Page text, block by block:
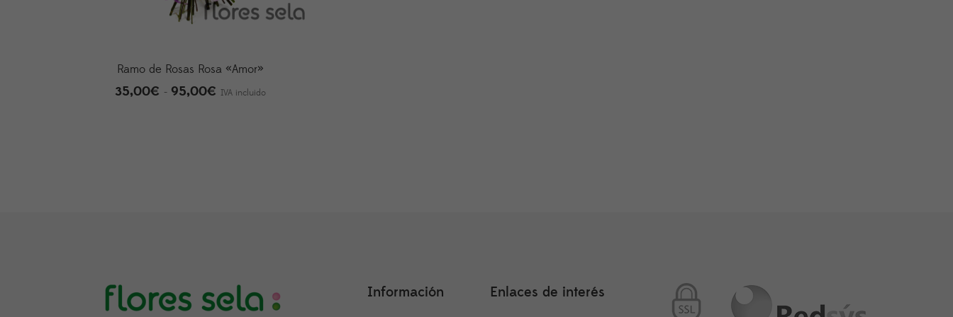
Ramo de Rosas Rosa «Amor»
35,00€ - 95,00€ Rango
IVA incluido
Información Enlaces de interés